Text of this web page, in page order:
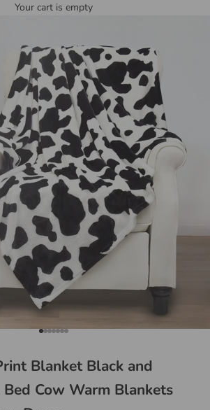
Your cart is empty
Go to item 1
Go to item 2
Go to item 3
Go to item 4
Go to item 5
Go to item 6
Go to item 7
Blanket Black and
Cow Warm Blankets